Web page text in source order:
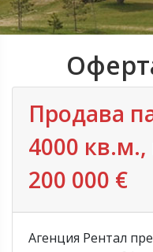
Продава
4000
200 000 €
Агенция Рентал